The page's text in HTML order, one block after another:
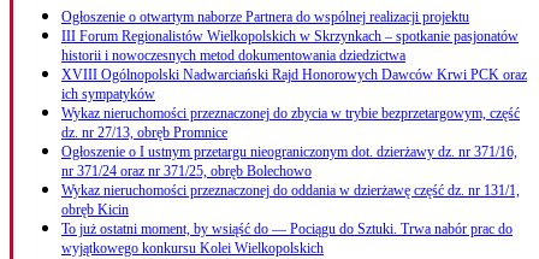
Ogłoszenie o otwartym naborze Partnera do wspólnej realizacji projektu
III Forum Regionalistów Wielkopolskich w Skrzynkach – spotkanie pasjonatów
historii i nowoczesnych metod dokumentowania dziedzictwa
XVIII Ogólnopolski Nadwarciański Rajd Honorowych Dawców Krwi PCK oraz
ich sympatyków
Wykaz nieruchomości przeznaczonej do zbycia w trybie bezprzetargowym, część
dz. nr 27/13, obręb Promnice
Ogłoszenie o I ustnym przetargu nieograniczonym dot. dzierżawy dz. nr 371/16,
nr 371/24 oraz nr 371/25, obręb Bolechowo
Wykaz nieruchomości przeznaczonej do oddania w dzierżawę część dz. nr 131/1,
obręb Kicin
To już ostatni moment, by wsiąść do — Pociągu do Sztuki. Trwa nabór prac do
wyjątkowego konkursu Kolei Wielkopolskich